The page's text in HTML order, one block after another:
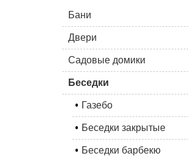
Бани
Двери
Садовые домики
Беседки
Газебо
Беседки закрытые
Беседки барбекю